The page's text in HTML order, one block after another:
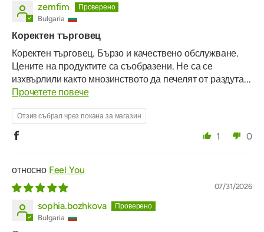
zemfim
Bulgaria
Коректен търговец
Коректен търговец. Бързо и качествено обслужване.
Цените на продуктите са съобразени. Не са се
изхвърлили както мнозинството да печелят от раздута...
Прочетете повече
Отзив събрал чрез покана за магазин
1 0
Feel You
07/31/2026
sophia.bozhkova
Bulgaria